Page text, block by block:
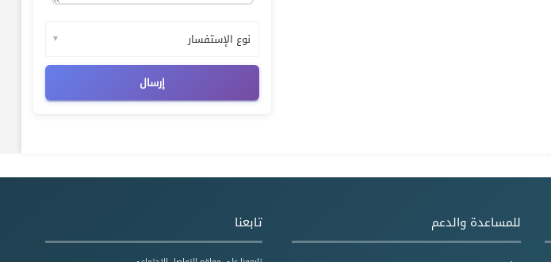
▼
للمساعدة والدعم تابعنا